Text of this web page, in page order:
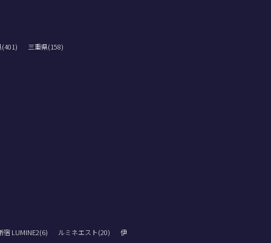
三重県(158)
宿 LUMINE2(6) ルミネエスト(20) 伊